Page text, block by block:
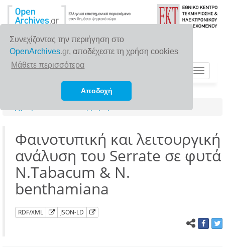
Συνεχίζοντας την περιήγηση στο
OpenArchives.gr, αποδέχεστε τη χρήση cookies
Μάθετε περισσότερα
Αποδοχή
Toggle
Φαινοτυπική και λειτουργική
ανάλυση του Serrate σε φυτά
N.Tabacum & N.
benthamiana
RDF/XML JSON-LD